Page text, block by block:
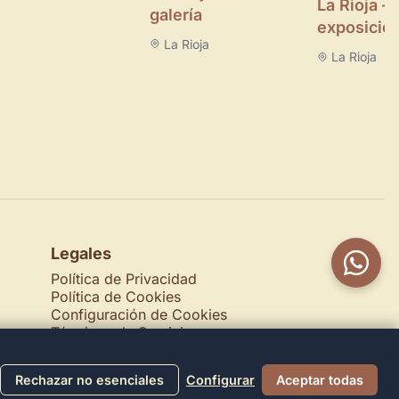
galería
La Rioja
La Rioja –
La Rioja
Legales
Política de Privacidad
Política de Cookies
Configuración de Cookies
Términos de Servicio
Rechazar no esenciales Configurar Aceptar todas